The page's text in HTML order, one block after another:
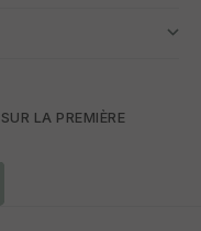
LA PREMIÈRE